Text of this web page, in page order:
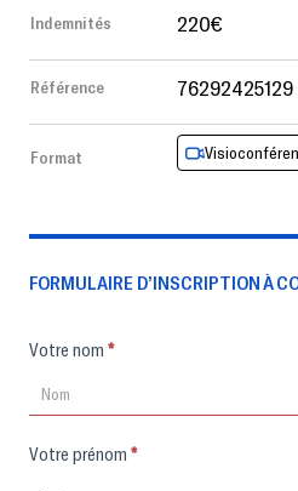
Indemnités 220€
Référence
Format
FORMULAIRE D’INSCRIPTION À
Formulaire
Votre nom *
Votre prénom *